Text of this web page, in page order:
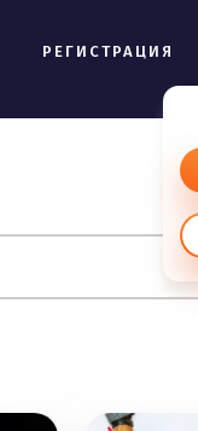
РЕГИСТРАЦИЯ